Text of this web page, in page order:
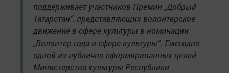
поддерживает участников Премии „Добрый
Татарстан“, представляющих волонтерское
движение в сфере культуры в номинации
„Волонтер года в сфере культуры“. Ежегодно
одной из публично сформированных целей
Министерства культуры Республики